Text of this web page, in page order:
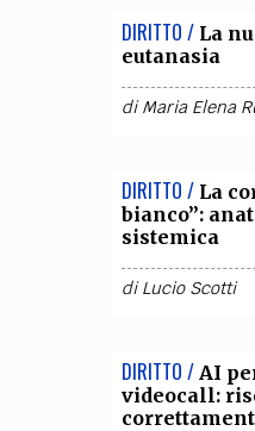
DIRITTO / La
eutanasia
diMaria Elena
DIRITTO / La
bianco”:
sistemica
diLucio Scotti
DIRITTO / AI
videocall: